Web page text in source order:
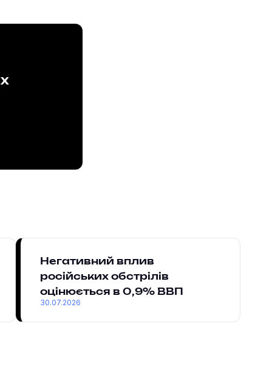
Негативний вплив
російських обстрілів
оцінюється в 0,9% ВВП
30.07.2026